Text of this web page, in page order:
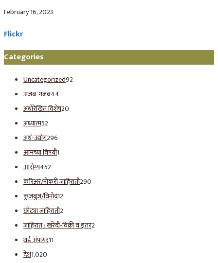
February 16, 2023
Flickr
Categories
Uncategorized92
अजब-गजब44
अधोरेखित विशेष20
अध्यात्म52
अर्थ-उद्योग296
आमच्या विषयी1
आरोग्य452
करिअर/नोकरी जाहिराती290
कुजबुज/विनोद12
छोट्या जाहिराती2
जाहिरात : खरेदी-विक्री व इतर2
थर्ड अंपायर11
देश1,020